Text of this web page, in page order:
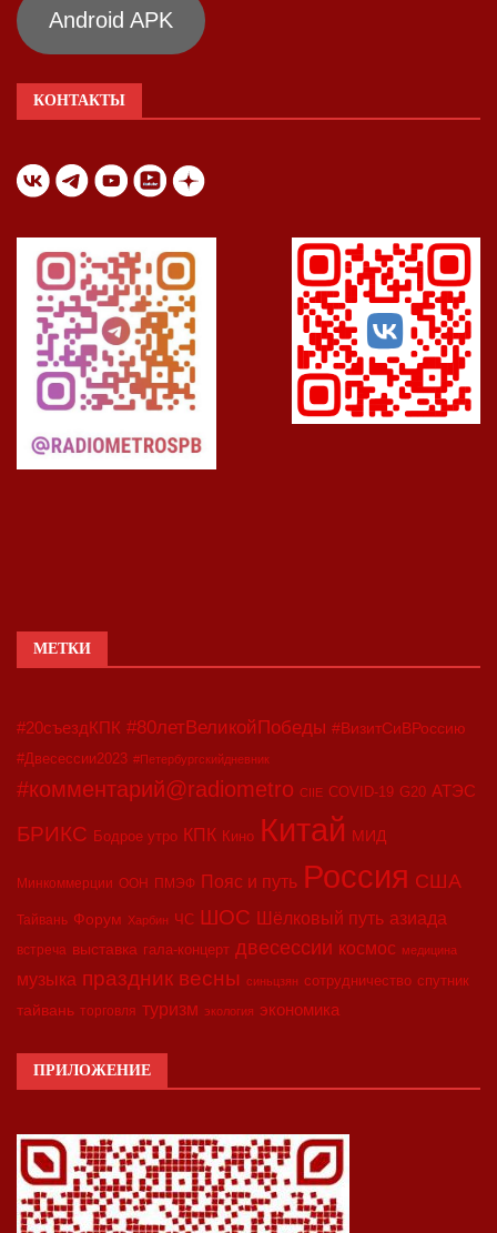
Android APK
КОНТАКТЫ
МЕТКИ
#20съездКПК #80летВеликойПобеды #ВизитСиВРоссию
#Двесессии2023 #Петербургскийдневник
#комментарий@radiometro CIIE COVID-19 G20 АТЭС
БРИКС Бодрое утро КПК Кино Китай МИД
Минкоммерции ООН ПМЭФ Пояс и путь Россия США
Тайвань Форум Харбин ЧС ШОС Шёлковый путь азиада
встреча выставка гала-концерт двесессии космос медицина
музыка праздник весны синьцзян сотрудничество спутник
тайвань торговля туризм экология экономика
ПРИЛОЖЕНИЕ